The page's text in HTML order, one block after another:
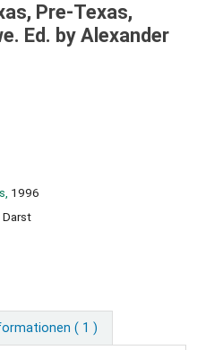
Pre-Texas,
Ed. by Alexander
1996
Darst
( 1 )